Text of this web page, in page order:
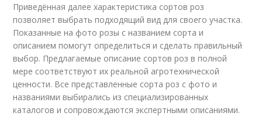
Приведённая далее характеристика сортов роз
позволяет выбрать подходящий вид для своего участка.
Показанные на фото розы с названием сорта и
описанием помогут определиться и сделать правильный
выбор. Предлагаемые описание сортов роз в полной
мере соответствуют их реальной агротехнической
ценности. Все представленные сорта роз с фото и
названиями выбирались из специализированных
каталогов и сопровождаются экспертными описаниями.